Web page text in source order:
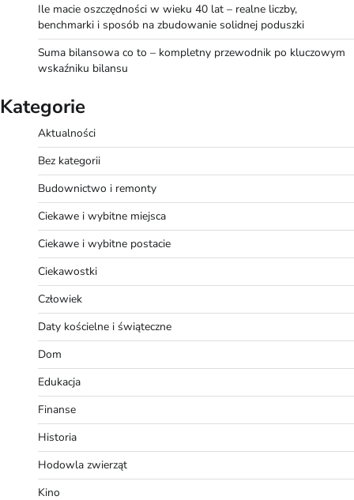
Ile macie oszczędności w wieku 40 lat – realne liczby,
benchmarki i sposób na zbudowanie solidnej poduszki
Suma bilansowa co to – kompletny przewodnik po kluczowym
wskaźniku bilansu
Kategorie
Aktualności
Bez kategorii
Budownictwo i remonty
Ciekawe i wybitne miejsca
Ciekawe i wybitne postacie
Ciekawostki
Człowiek
Daty kościelne i świąteczne
Dom
Edukacja
Finanse
Historia
Hodowla zwierząt
Kino